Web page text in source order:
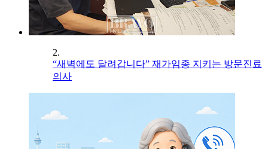
2.
“새벽에도 달려갑니다” 재가임종 지키는 방문진료
의사